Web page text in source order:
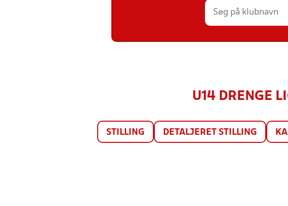
U14 DRENGE
STILLING DETALJERET STILLING